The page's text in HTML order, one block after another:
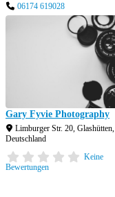
06174 619028
Gary Fyvie Photography
Limburger Str. 20, Glashütten,
Deutschland
Keine
Bewertungen